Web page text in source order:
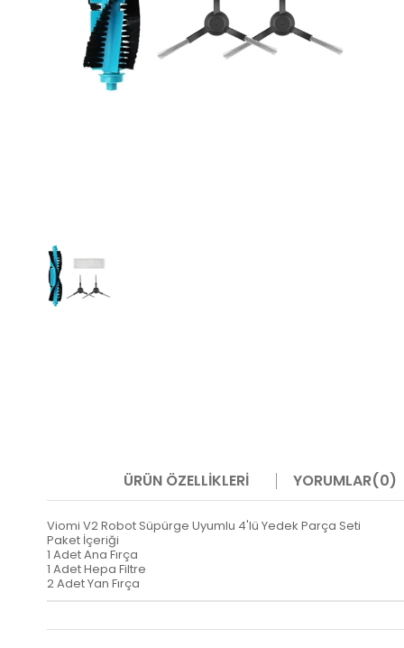
ÜRÜN ÖZELLIKLERI YORUMLAR(0)
Viomi V2 Robot Süpürge Uyumlu 4'lü Yedek Parça Seti
Paket İçeriği
1 Adet Ana Fırça
1 Adet Hepa Filtre
2 Adet Yan Fırça